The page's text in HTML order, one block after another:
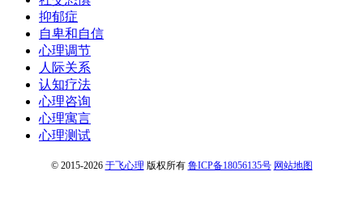
抑郁症
自卑和自信
心理调节
人际关系
认知疗法
心理咨询
心理寓言
心理测试
© 2015-2026 于飞心理 版权所有 鲁ICP备18056135号 网站地图